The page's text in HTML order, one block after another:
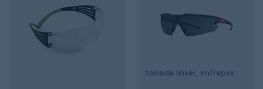
tonade linser, im/repskydd